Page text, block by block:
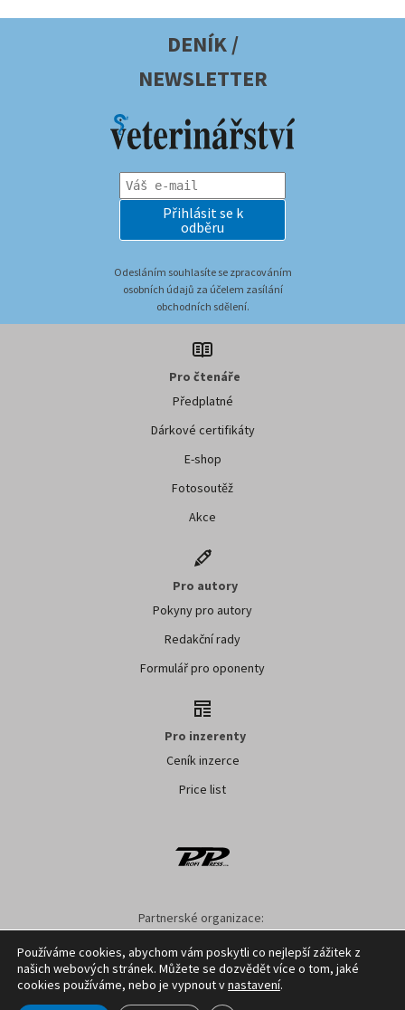
DENÍK /
NEWSLETTER
Přihlásit se k
odběru
Odesláním souhlasíte se zpracováním
osobních údajů za účelem zasílání
obchodních sdělení.
Pro čtenáře
Předplatné
Dárkové certifikáty
E-shop
Fotosoutěž
Akce
Pro autory
Pokyny pro autory
Redakční rady
Formulář pro oponenty
Pro inzerenty
Ceník inzerce
Price list
Partnerské organizace:
Nastavení cookies GDPR Facebook Kontakt
Používáme cookies, abychom vám poskytli co nejlepší zážitek z
našich webových stránek. Můžete se dozvědět více o tom, jaké
cookies používáme, nebo je vypnout vnastavení.